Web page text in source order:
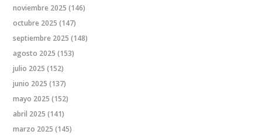
noviembre 2025 (146)
octubre 2025 (147)
septiembre 2025 (148)
agosto 2025 (153)
julio 2025 (152)
junio 2025 (137)
mayo 2025 (152)
abril 2025 (141)
marzo 2025 (145)